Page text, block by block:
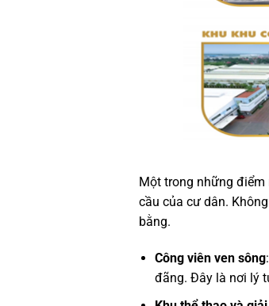
Một trong những
cầu của cư dân.
bằng.
Công viên ven sông
đãng. Đây là nơi lý